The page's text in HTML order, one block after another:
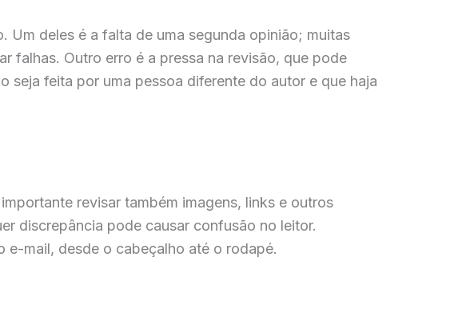
deles é a falta de uma segunda opinião; muitas
falhas. Outro erro é a pressa na revisão, que pode
seja feita por uma pessoa diferente do autor e que haja
revisar também imagens, links e outros
discrepância pode causar confusão no leitor.
mail, desde o cabeçalho até o rodapé.